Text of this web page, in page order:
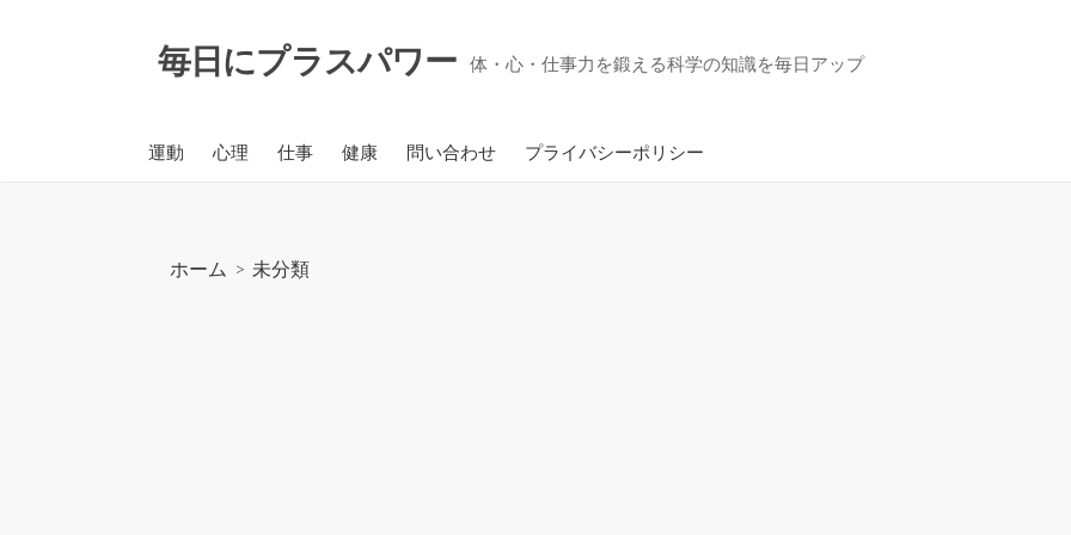
毎日にプラスパワー 体・心・仕事力を鍛える科学の知識を毎日アップ
運動 心理 仕事 健康 問い合わせ プライバシーポリシー
ホーム > 未分類